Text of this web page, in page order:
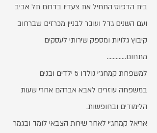
בית הדפוס התחיל את צעדיו בדרום תל אביב
ועם השנים גדל ועובר לבניין מכרזים שברחוב
קיבוץ גלויות ומספק שירותי לעסקים
מתחום.............
למשפחת קמחג'י נולדו 5 ילדים ובנים
במשפחה עוזרים לאבא אברהם אחרי שעות
הלימודים ובחופשות.
אריאל קמחג'י לאחר שירות הצבאי לומד ובגמר